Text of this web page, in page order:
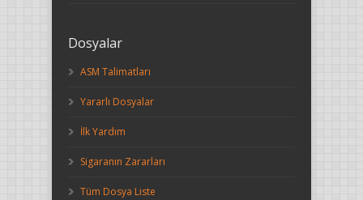
Dosyalar
ASM Talimatları
Yararlı Dosyalar
İlk Yardım
Sigaranın Zararları
Tüm Dosya Liste